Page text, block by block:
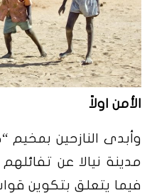
الأمن اولاً
وأبدى النازحين بمخيم
مدينة نيالا عن
فيما يتعلق بتكوين